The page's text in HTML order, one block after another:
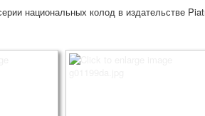
национальных колод в издательстве